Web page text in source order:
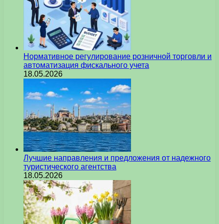
Нормативное регулирование розничной торговли и
автоматизация фискального учета
18.05.2026
Лучшие направления и предложения от надежного
туристического агентства
18.05.2026